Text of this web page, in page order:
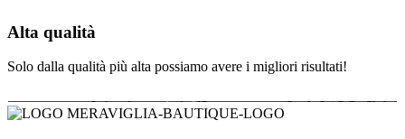
Alta qualità
Solo dalla qualità più alta possiamo avere i migliori risultati!